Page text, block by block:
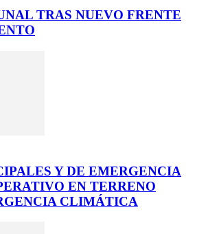
TRAS NUEVO FRENTE
Y DE EMERGENCIA
EN TERRENO
CLIMÁTICA